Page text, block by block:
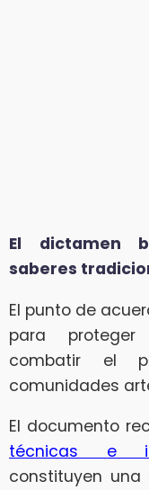
El dictamen
saberes
El punto de
para proteger
combatir el
comunidades
El documento
técnicas e
constituyen